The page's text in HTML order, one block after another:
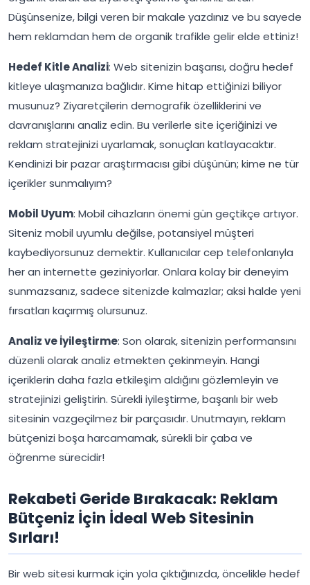
Düşünsenize, bilgi veren bir makale yazdınız ve bu sayede
hem reklamdan hem de organik trafikle gelir elde ettiniz!
Hedef Kitle Analizi: Web sitenizin başarısı, doğru hedef
kitleye ulaşmanıza bağlıdır. Kime hitap ettiğinizi biliyor
musunuz? Ziyaretçilerin demografik özelliklerini ve
davranışlarını analiz edin. Bu verilerle site içeriğinizi ve
reklam stratejinizi uyarlamak, sonuçları katlayacaktır.
Kendinizi bir pazar araştırmacısı gibi düşünün; kime ne tür
içerikler sunmalıyım?
Mobil Uyum: Mobil cihazların önemi gün geçtikçe artıyor.
Siteniz mobil uyumlu değilse, potansiyel müşteri
kaybediyorsunuz demektir. Kullanıcılar cep telefonlarıyla
her an internette geziniyorlar. Onlara kolay bir deneyim
sunmazsanız, sadece sitenizde kalmazlar; aksi halde yeni
fırsatları kaçırmış olursunuz.
Analiz ve İyileştirme: Son olarak, sitenizin performansını
düzenli olarak analiz etmekten çekinmeyin. Hangi
içeriklerin daha fazla etkileşim aldığını gözlemleyin ve
stratejinizi geliştirin. Sürekli iyileştirme, başarılı bir web
sitesinin vazgeçilmez bir parçasıdır. Unutmayın, reklam
bütçenizi boşa harcamamak, sürekli bir çaba ve
öğrenme sürecidir!
Rekabeti Geride Bırakacak: Reklam
Bütçeniz İçin İdeal Web Sitesinin
Sırları!
Bir web sitesi kurmak için yola çıktığınızda, öncelikle hedef